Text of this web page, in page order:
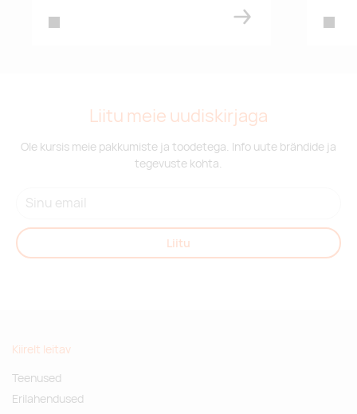
Liitu meie uudiskirjaga
Ole kursis meie pakkumiste ja toodetega. Info uute brändide ja
tegevuste kohta.
Liitu
Kiirelt leitav
Teenused
Erilahendused